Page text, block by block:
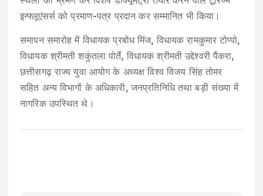
इन्फ्लूएंसर्स को प्रमाण-पत्र प्रदान कर सम्मानित भी किया।
समापन समारोह में विधायक प्रबोध मिंज, विधायक रामकुमार टोप्पो,
विधायक श्रीमती शकुंतला पोर्ते, विधायक श्रीमती उद्देश्वरी पैंकरा,
छत्तीसगढ़ राज्य युवा आयोग के अध्यक्ष विश्व विजय सिंह तोमर
सहित अन्य विभागों के अधिकारी, जनप्रतिनिधि तथा बड़ी संख्या में
नागरिक उपस्थित थे।